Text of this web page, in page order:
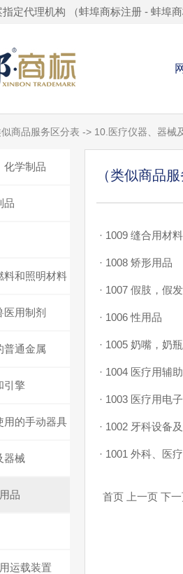
定代理机构 （蚌埠商标注册 - 蚌埠
商品服务区分表 -> 10.医疗仪器、器械
化学制品
品
料和照明材料
医用制剂
普通金属
引擎
用的手动器具
器械
品
运载装置
（类似商品
· 1009 缝合用材料
· 1008 矫形用品
· 1007 假肢，假
· 1006 性用品
· 1005 奶嘴，奶瓶
· 1004 医疗用辅
· 1003 医疗用电
· 1002 牙科设备
· 1001 外科、医
首页 上一页 下